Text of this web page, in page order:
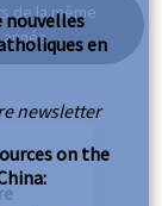
de la même
année
nouvelles
en
newsletter
on the